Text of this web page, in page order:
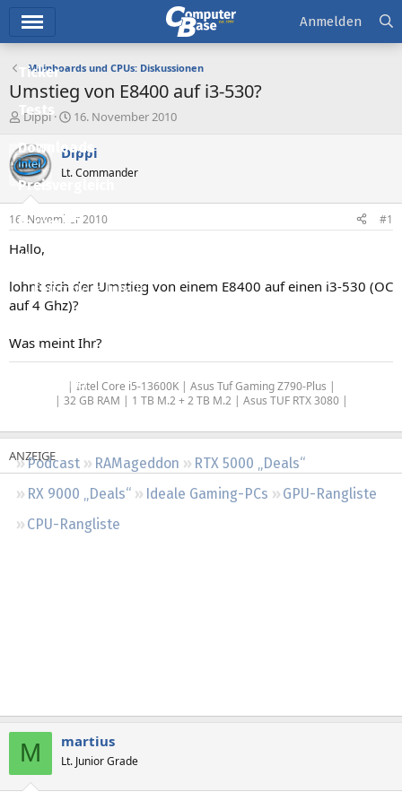
Ticker
Tests
Downloads
Preisvergleich
Forum
Aktuelles
Empfohlene Inhalte
Neueste Aktivitäten
Leserartikel
Podcast RAMageddon
RTX 5000 „Deals“
RX 9000 „Deals“
Ideale Gaming-PCs
GPU-Rangliste
CPU-Rangliste
Anmelden
Mainboards und CPUs: Diskussionen
Umstieg von E8400 auf i3-530?
E
s
t
e
e
r
Dippi
E
s
t
e
t
16. November 2010
Dippi
Lt. Commander
16. November 2010 #1
Hallo,
lohnt sich der Umstieg von einem E8400 auf einen i3-530 (OC
auf 4 Ghz)?
Was meint Ihr?
| Intel Core i5-13600K | Asus Tuf Gaming Z790-Plus |
| 32 GB RAM | 1 TB M.2 + 2 TB M.2 | Asus TUF RTX 3080 |
M martius
Lt. Junior Grade